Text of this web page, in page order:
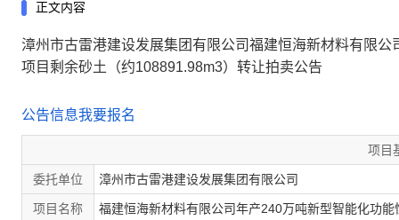
正文内容
漳州市古雷港建设发展集团有限公司福建恒海新材料有限
项目剩余砂土（约108891.98m3）转让拍卖公告
公告信息我要报名
项目
委托单位 漳州市古雷港建设发展集团有限公司
项目名称
福建恒海新材料有限公司年产240万吨新型智能化功